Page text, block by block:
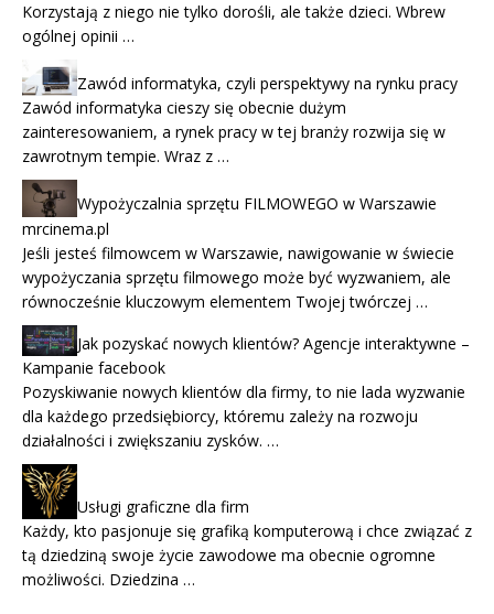
Korzystają z niego nie tylko dorośli, ale także dzieci. Wbrew
ogólnej opinii …
Zawód informatyka, czyli perspektywy na rynku pracy
Zawód informatyka cieszy się obecnie dużym
zainteresowaniem, a rynek pracy w tej branży rozwija się w
zawrotnym tempie. Wraz z …
Wypożyczalnia sprzętu FILMOWEGO w Warszawie
mrcinema.pl
Jeśli jesteś filmowcem w Warszawie, nawigowanie w świecie
wypożyczania sprzętu filmowego może być wyzwaniem, ale
równocześnie kluczowym elementem Twojej twórczej …
Jak pozyskać nowych klientów? Agencje interaktywne –
Kampanie facebook
Pozyskiwanie nowych klientów dla firmy, to nie lada wyzwanie
dla każdego przedsiębiorcy, któremu zależy na rozwoju
działalności i zwiększaniu zysków. …
Usługi graficzne dla firm
Każdy, kto pasjonuje się grafiką komputerową i chce związać z
tą dziedziną swoje życie zawodowe ma obecnie ogromne
możliwości. Dziedzina …